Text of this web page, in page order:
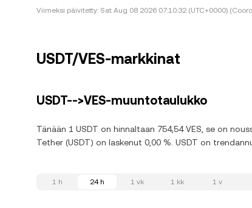
Viimeksi päivitetty: Sat Aug 08 2026 07:10:32 (UTC+0000)
USDT/VES-markkinat
USDT-->VES-muuntotaulukko
Tänään 1 USDT on hinnaltaan 754,54 VES, se on
Tether (USDT) on laskenut 0,00 %. USDT on
1 h 24 h 1 vk 1 kk 1 v